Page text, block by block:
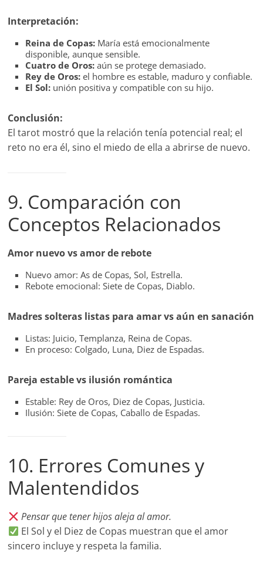
Interpretación:
Reina de Copas: María está emocionalmente
disponible, aunque sensible.
Cuatro de Oros: aún se protege demasiado.
Rey de Oros: el hombre es estable, maduro y confiable.
El Sol: unión positiva y compatible con su hijo.
Conclusión:
El tarot mostró que la relación tenía potencial real; el
reto no era él, sino el miedo de ella a abrirse de nuevo.
9. Comparación con
Conceptos Relacionados
Amor nuevo vs amor de rebote
Nuevo amor: As de Copas, Sol, Estrella.
Rebote emocional: Siete de Copas, Diablo.
Madres solteras listas para amar vs aún en sanación
Listas: Juicio, Templanza, Reina de Copas.
En proceso: Colgado, Luna, Diez de Espadas.
Pareja estable vs ilusión romántica
Estable: Rey de Oros, Diez de Copas, Justicia.
Ilusión: Siete de Copas, Caballo de Espadas.
10. Errores Comunes y
Malentendidos
Pensar que tener hijos aleja al amor.
El Sol y el Diez de Copas muestran que el amor
sincero incluye y respeta la familia.